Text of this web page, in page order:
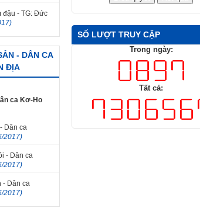
đậu - TG: Đức
- DÂN CA
ĐỊA
ca Kơ-Ho
Dân ca
2017)
- Dân ca
2017)
- Dân ca
2017)
SỐ LƯỢT TRUY CẬP
Trong ngày:
Tất cả: